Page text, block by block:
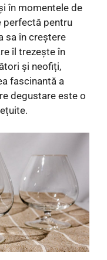
în momentele de
perfectă pentru
sa în creștere
îl trezește în
și neofiți,
fascinantă a
degustare este o